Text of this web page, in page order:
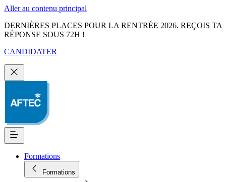
Aller au contenu principal
DERNIÈRES PLACES POUR LA RENTRÉE 2026. REÇOIS TA
RÉPONSE SOUS 72H !
CANDIDATER
Formations
Formations